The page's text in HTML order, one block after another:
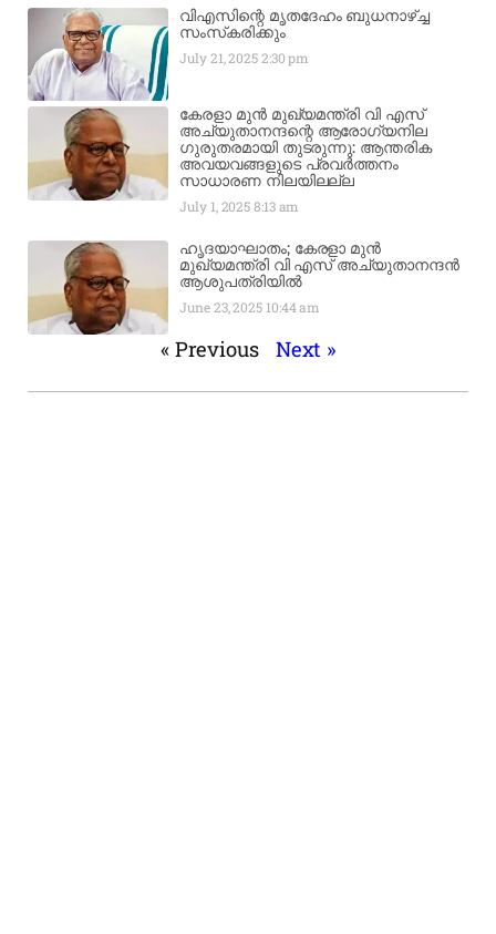
വിഎസിന്റെ മൃതദേഹം ബുധനാഴ്ച്ച
സംസ്‌കരിക്കും
July 21, 20252:30 pm
കേരളാ മുൻ മുഖ്യമന്ത്രി വി എസ്
അച്യുതാനന്ദന്റെ ആരോഗ്യനില
ഗുരുതരമായി തുടരുന്നു: ആന്തരിക
അവയവങ്ങളുടെ പ്രവർത്തനം
സാധാരണ നിലയിലല്ല
July 1, 20258:13 am
ഹൃദയാഘാതം; കേരളാ മുൻ
മുഖ്യമന്ത്രി വി എസ് അച്യുതാനന്ദൻ
ആശുപത്രിയിൽ
June 23, 2025 10:44 am
« Previous Next »